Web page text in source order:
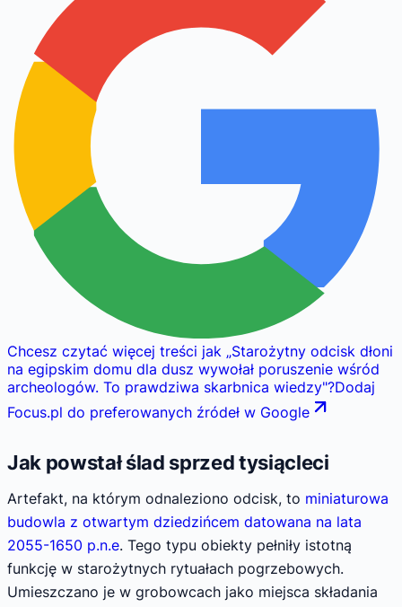
Chcesz czytać więcej treści jak „Starożytny odcisk dłoni
na egipskim domu dla dusz wywołał poruszenie wśród
archeologów. To prawdziwa skarbnica wiedzy"?Dodaj
Focus.pl do preferowanych źródeł w Google
Jak powstał ślad sprzed tysiącleci
Artefakt, na którym odnaleziono odcisk, to miniaturowa
budowla z otwartym dziedzińcem datowana na lata
2055-1650 p.n.e. Tego typu obiekty pełniły istotną
funkcję w starożytnych rytuałach pogrzebowych.
Umieszczano je w grobowcach jako miejsca składania